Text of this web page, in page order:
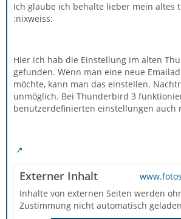
Ich glaube ich behalte lieber mein altes
:nixweiss:
Hier ich hab die Einstellung im alten
gefunden. Wenn man eine neue
möchte, kann man das einstellen.
unmöglich. Bei Thunderbird 3
benutzerdefinierten einstellungen auch
Externer Inhalt
Inhalte von externen Seiten werden
Zustimmung nicht automatisch